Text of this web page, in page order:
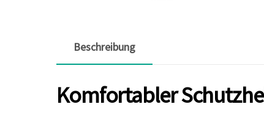
Beschreibung
Komfortabler